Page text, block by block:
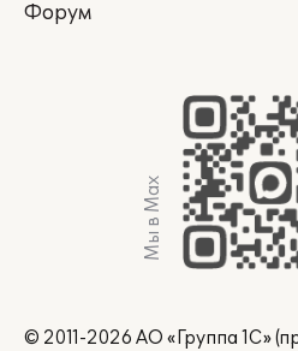
Форум
Мы в Max
© 2011-2026 АО «Группа 1С»